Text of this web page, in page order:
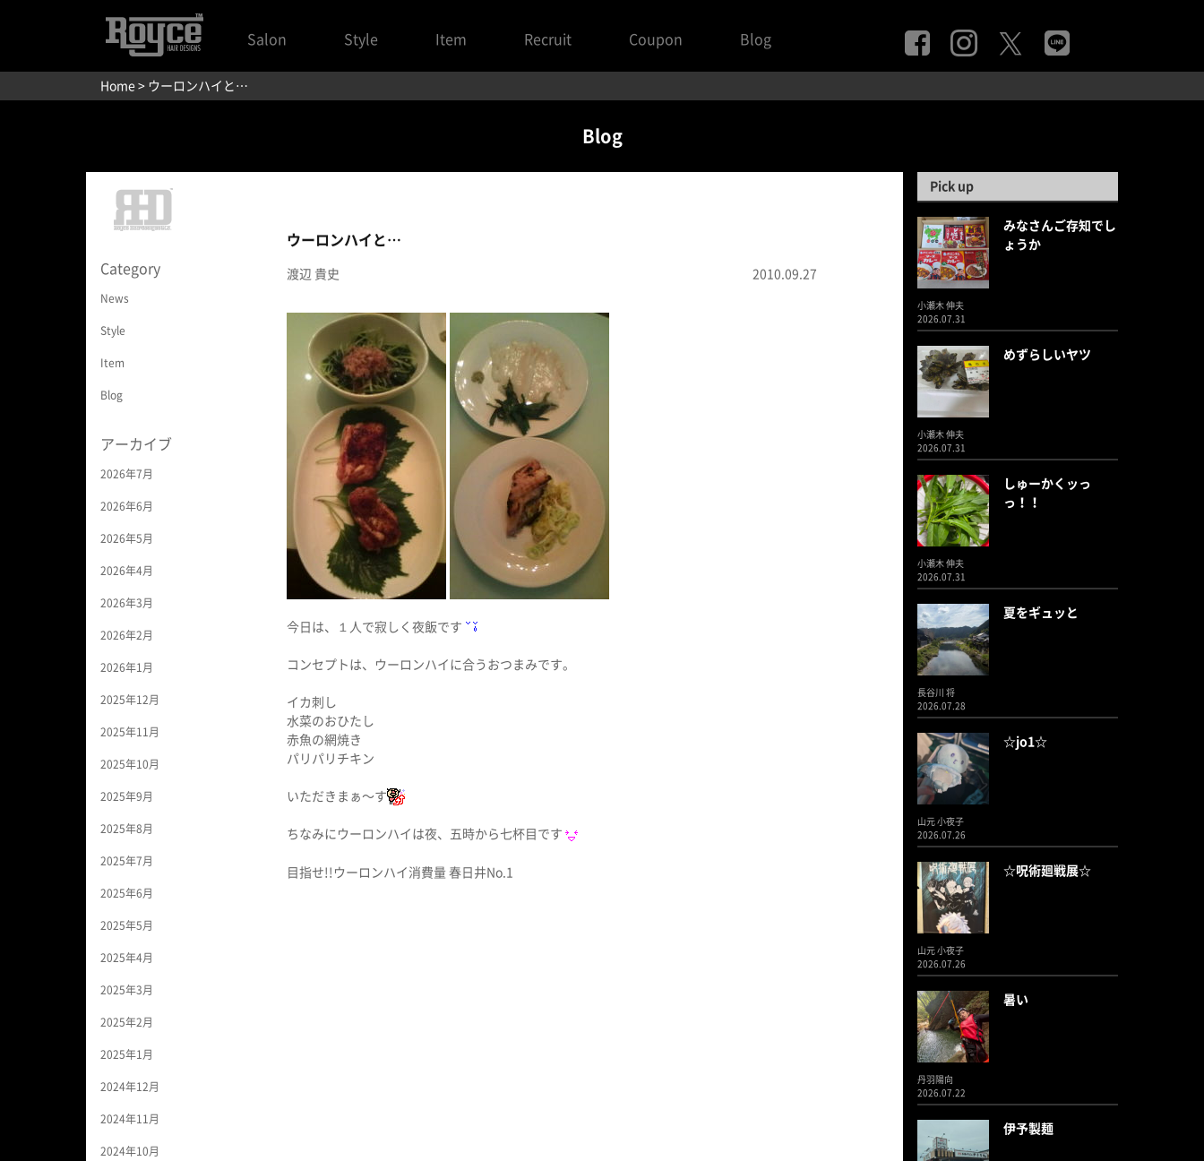
Salon Style Item Recruit Coupon Blog
Home > ウーロンハイと…
Blog
Category
News
Style
Item
Blog
アーカイブ
2026年7月
2026年6月
2026年5月
2026年4月
2026年3月
2026年2月
2026年1月
2025年12月
2025年11月
2025年10月
2025年9月
2025年8月
2025年7月
2025年6月
2025年5月
2025年4月
2025年3月
2025年2月
2025年1月
2024年12月
2024年11月
2024年10月
ウーロンハイと…
渡辺 貴史 2010.09.27
今日は、１人で寂しく夜飯です
コンセプトは、ウーロンハイに合うおつまみです。
イカ刺し
水菜のおひたし
赤魚の網焼き
パリパリチキン
いただきまぁ〜す
ちなみにウーロンハイは夜、五時から七杯目です
目指せ!!ウーロンハイ消費量 春日井No.1
Pick up
みなさんご存知でし
ょうか
小瀬木 伸夫
2026.07.31
めずらしいヤツ
小瀬木 伸夫
2026.07.31
しゅーかくッっ
っ！！
小瀬木 伸夫
2026.07.31
夏をギュッと
長谷川 将
2026.07.28
☆jo1☆
山元 小夜子
2026.07.26
☆呪術廻戦展☆
山元 小夜子
2026.07.26
暑い
丹羽陽向
2026.07.22
伊予製麺